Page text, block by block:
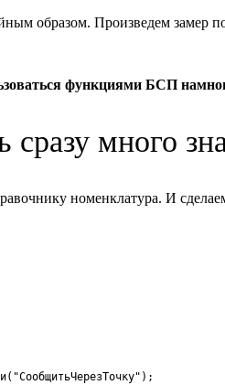
образом. Произведем
функциями БСП
много
номенклатура. И
( "СообщитьЧерезТочку" ) ;